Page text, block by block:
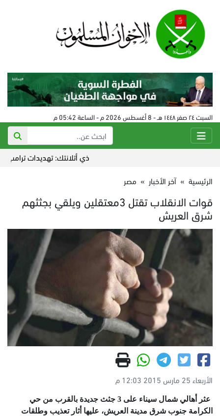
السبت ٢٤ صفر ١٤٤٨ هـ - 8 أغسطس 2026 م - الساعة 05:42 م
ذي أتلانتك: تهديدات ترامب
الرئيسية » آخر الأخبار » مصر
قوات الانقلاب تقتل 3معتقلين ويلقي بجثثهم
شرق العريش
الأربعاء 25 مارس 2015 12:03 م
عثر أهالي شمال ‏سيناء على 3 جثث جديدة بالقرب من حي
الكرامة جنوب شرق مدينة ‫‏العريش، عليها أثار تعذيب وطلقات